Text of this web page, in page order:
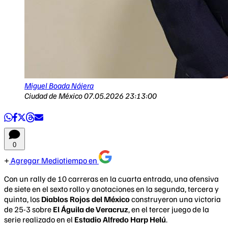
Miguel Boada Nájera
Ciudad de México07.05.2026 23:13:00
0
Agregar Mediotiempo en
Con un rally de 10 carreras en la cuarta entrada, una ofensiva
de siete en el sexto rollo y anotaciones en la segunda, tercera y
quinta, los Diablos Rojos del Méxicoconstruyeron una victoria
de 25-3 sobre El Águila de Veracruz, en el tercer juego de la
serie realizado en el Estadio Alfredo Harp Helú.